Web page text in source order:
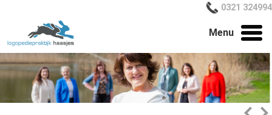
0321 324994
Menu